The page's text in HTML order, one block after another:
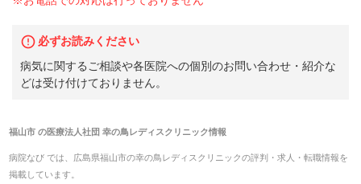
必ずお読みください
病気に関するご相談や各医院への個別のお問い合わせ・紹介な
どは受け付けておりません。
福山市の医療法人社団 幸の鳥レディスクリニック情報
病院なび では、 広島県福山市の幸の鳥レディスクリニックの評判・求人・転職情報を
掲載しています。